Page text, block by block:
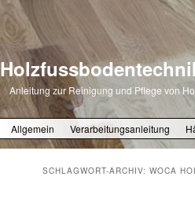
Anleitung zur Reinigung und Pflege von
Zum primären Inhalt springen
Zum sekundären Inhalt springen
Allgemein Verarbeitungsanleitung
SCHLAGWORT-ARCHIV: WOCA